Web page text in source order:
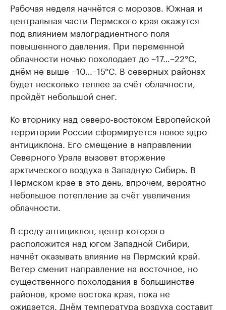
Рабочая неделя начнётся с морозов. Южная и
центральная части Пермского края окажутся
под влиянием малоградиентного поля
повышенного давления. При переменной
облачности ночью похолодает до −17…−22°C,
днём не выше −10…−15°C. В северных районах
будет несколько теплее за счёт облачности,
пройдёт небольшой снег.
Ко вторнику над северо-востоком Европейской
территории России сформируется новое ядро
антициклона. Его смещение в направлении
Северного Урала вызовет вторжение
арктического воздуха в Западную Сибирь. В
Пермском крае в это день, впрочем, вероятно
небольшое потепление за счёт увеличения
облачности.
В среду антициклон, центр которого
расположится над югом Западной Сибири,
начнёт оказывать влияние на Пермский край.
Ветер сменит направление на восточное, но
существенного похолодания в большинстве
районов, кроме востока края, пока не
ожидается. Днём температура воздуха составит